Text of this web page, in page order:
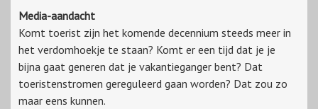
Media-aandacht
Komt toerist zijn het komende decennium steeds meer in
het verdomhoekje te staan? Komt er een tijd dat je je
bijna gaat generen dat je vakantieganger bent? Dat
toeristenstromen gereguleerd gaan worden? Dat zou zo
maar eens kunnen.